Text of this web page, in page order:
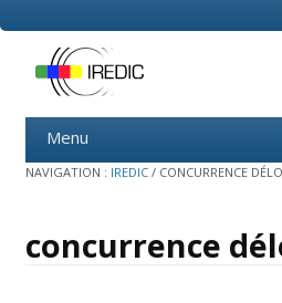
Menu
content
NAVIGATION : IREDIC / CONCURRENCE
concurrence